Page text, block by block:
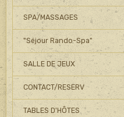
SPA/MASSAGES
"Séjour Rando-Spa"
SALLE DE JEUX
CONTACT/RESERV
TABLES D'HÔTES